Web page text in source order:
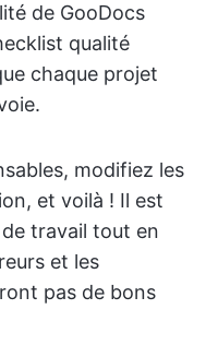
de GooDocs
qualité
chaque projet
modifiez les
et voilà ! Il est
travail tout en
et les
pas de bons